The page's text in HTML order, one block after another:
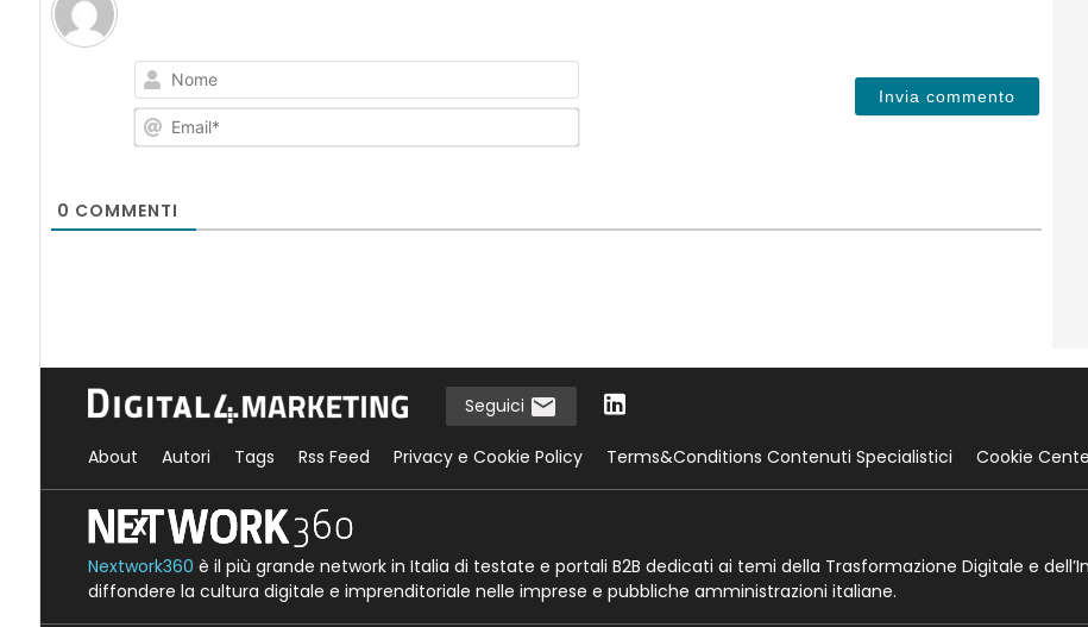
Nome
Email*
0 COMMENTI
Seguici
About Autori Tags Rss Feed Privacy e Cookie Policy Terms&Conditions Contenuti Specialistici Cookie
Nextwork360 è il più grande network in Italia di testate e portali B2B dedicati ai temi della Trasformazione Digitale e
diffondere la cultura digitale e imprenditoriale nelle imprese e pubbliche amministrazioni italiane.